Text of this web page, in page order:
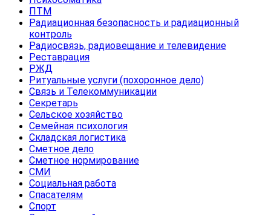
ПТМ
Радиационная безопасность и радиационный
контроль
Радиосвязь, радиовещание и телевидение
Реставрация
РЖД
Ритуальные услуги (похоронное дело)
Связь и Телекоммуникации
Секретарь
Сельское хозяйство
Семейная психология
Складская логистика
Сметное дело
Сметное нормирование
СМИ
Социальная работа
Спасателям
Спорт